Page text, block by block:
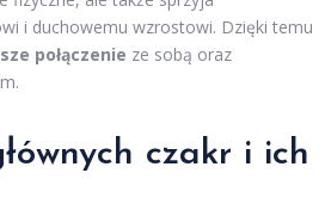
i duchowemu wzrostowi. Dzięki temu
połączenie ze sobą oraz
czakr i ich